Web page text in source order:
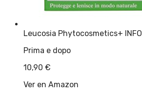
Leucosia Phytocosmetics+ INFO
Prima e dopo
10,90 €
Ver en Amazon